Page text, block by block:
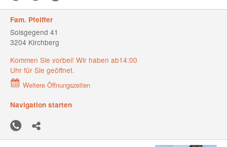
Fam. Pfeiffer
Soisgegend 41
3204 Kirchberg
Kommen Sie vorbei! Wir haben ab14:00
Uhr für Sie geöffnet.
Weitere Öffnungszeiten
Navigation starten